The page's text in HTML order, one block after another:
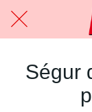
Ségur